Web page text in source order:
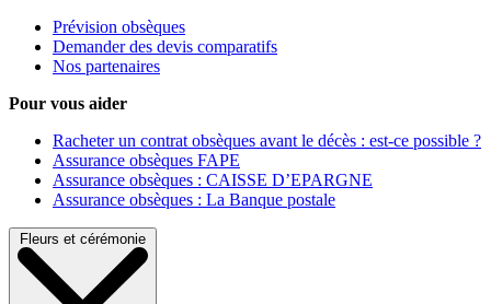
Prévision obsèques
Demander des devis comparatifs
Nos partenaires
Pour vous aider
Racheter un contrat obsèques avant le décès : est-ce possible ?
Assurance obsèques FAPE
Assurance obsèques : CAISSE D’EPARGNE
Assurance obsèques : La Banque postale
Fleurs et cérémonie